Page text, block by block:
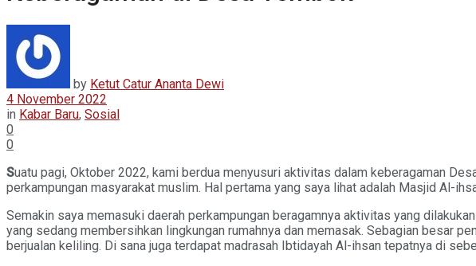
by Ketut Catur Ananta Dewi
4 November 2022
in Kabar Baru, Sosial
0
0
Suatu pagi, Oktober 2022, kami berdua menyusuri aktivitas dalam keberagaman
perkampungan masyarakat muslim. Hal pertama yang saya lihat adalah Masjid Al-
Semakin saya memasuki daerah perkampungan beragamnya aktivitas yang
yang sedang membersihkan lingkungan rumahnya dan memasak. Sebagian besar
berjualan keliling. Di sana juga terdapat madrasah Ibtidayah Al-ihsan tepatnya di